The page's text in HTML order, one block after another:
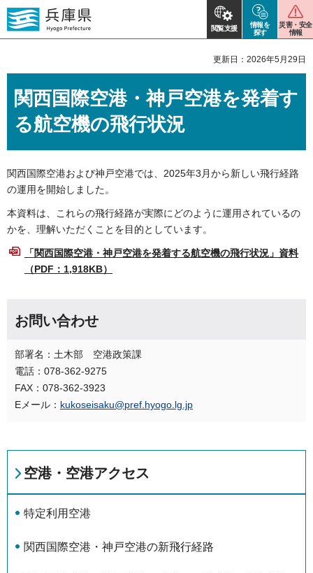
閲覧支援
情報を
探す
災害・安全
情報
更新日：2026年5月29日
関西国際空港・神戸空港を発着す
る航空機の飛行状況
関西国際空港および神戸空港では、2025年3月から新しい飛行経路
の運用を開始しました。
本資料は、これらの飛行経路が実際にどのように運用されているの
かを、理解いただくことを目的としています。
「関西国際空港・神戸空港を発着する航空機の飛行状況」資料
（PDF：1,918KB）
お問い合わせ
部署名：土木部 空港政策課
電話：078-362-9275
FAX：078-362-3923
Eメール： kukoseisaku@pref.hyogo.lg.jp
空港・空港アクセス
特定利用空港
関西国際空港・神戸空港の新飛行経路